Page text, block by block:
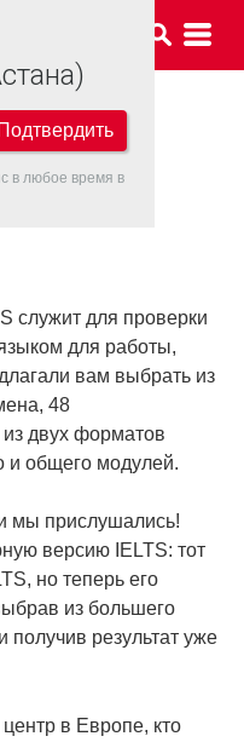
служит для проверки
для работы,
вам выбрать из
48
двух форматов
и общего модулей.
мы прислушались!
версию IELTS: тот
но теперь его
из большего
получив результат уже
в Европе, кто
Подтвердить
в любое время в